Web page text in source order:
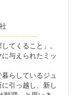
てくること」。
与えられたミッ
らしているジュ
引っ越し、新し